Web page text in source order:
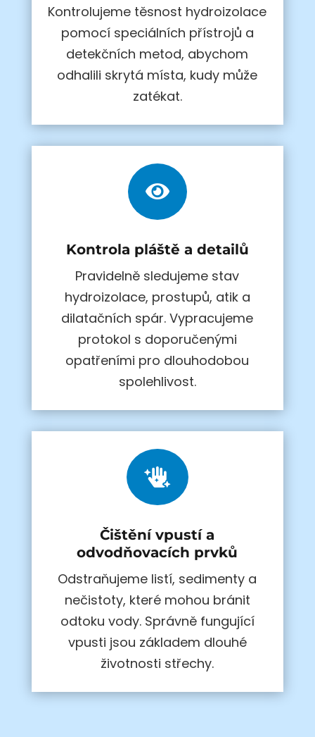
Kontrolujeme těsnost hydroizolace
pomocí speciálních přístrojů a
detekčních metod, abychom
odhalili skrytá místa, kudy může
zatékat.

Kontrola pláště a detailů
Pravidelně sledujeme stav
hydroizolace, prostupů, atik a
dilatačních spár. Vypracujeme
protokol s doporučenými
opatřeními pro dlouhodobou
spolehlivost.

Čištění vpustí a
odvodňovacích prvků
Odstraňujeme listí, sedimenty a
nečistoty, které mohou bránit
odtoku vody. Správně fungující
vpusti jsou základem dlouhé
životnosti střechy.